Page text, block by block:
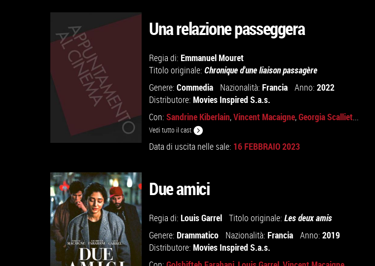
GUARDA IL TRAILER
VAI ALLA SCHEDA
VAI ALLA SCHEDA
Una relazione passeggera
Regia di: Emmanuel Mouret
Titolo originale: Chronique d'une liaison passagère
Genere: Commedia Nazionalità: Francia Anno: 2022
Distributore: Movies Inspired S.a.s.
Con: Sandrine Kiberlain,Vincent Macaigne,Georgia Scalliet...
Vedi tutto il cast
Data di uscita nelle sale: 16 FEBBRAIO 2023
Due amici
Regia di: Louis Garrel Titolo originale: Les deux amis
Genere: Drammatico Nazionalità: Francia Anno: 2019
Distributore: Movies Inspired S.a.s.